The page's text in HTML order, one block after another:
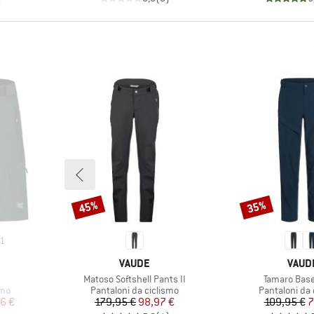
1
€
MARCHIO
VAUDE
Articolo
Matoso Softshell Pants II
Gruppo di prodotti
Pantaloni da ciclismo
Prezzo
179,95 €Prezzo ridotto
98,97 €
Sconto
45%
Articolo
Tamaro
Gruppo di
Pantaloni da
109,95 €
Sconto
35%